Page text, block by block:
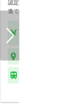
認定薬剤師単位も社内取得！
進で相談しやすい環…